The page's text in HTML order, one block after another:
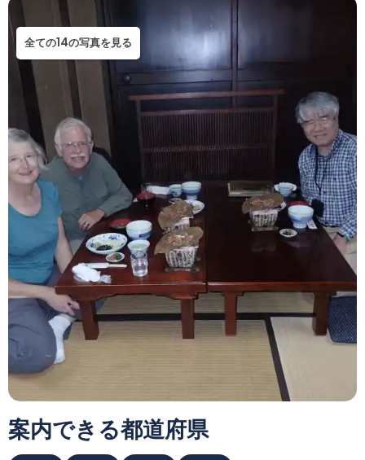
全ての14の写真を見る
案内できる都道府県